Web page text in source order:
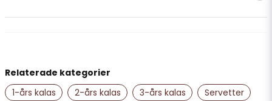
name
Namn
Relaterade kategorier
1-års kalas
2-års kalas 3-års kalas
Servetter